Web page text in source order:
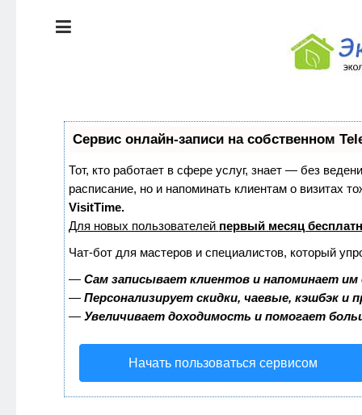
СТИЛЬ
ЭКОЛОГИЯ
ДОМА
КРАСОТА И
ЗДОРОВЬЕ
ПИТАНИЕ
НОВОСТИ
Сервис онлайн-записи на собственном
Тот, кто работает в сфере услуг, знает — без
расписание, но и напоминать клиентам о
VisitTime.
Для новых пользователей первый месяц
Чат-бот для мастеров и специалистов, который
— Сам записывает клиентов и напоминает им
— Персонализирует скидки, чаевые, кэшбэк и
— Увеличивает доходимость и помогает
Начать пользоваться сервисом